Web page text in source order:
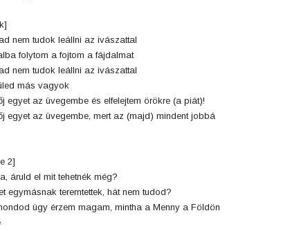
nem tudok leállni az ivászattal
folytom a fojtom a fájdalmat
nem tudok leállni az ivászattal
más vagyok
egyet az üvegembe és elfelejtem örökre (a piát)!
egyet az üvegembe, mert az (majd) mindent jobbá
2]
áruld el mit tehetnék még?
egymásnak teremtettek, hát nem tudod?
úgy érzem magam, mintha a Menny a Földön